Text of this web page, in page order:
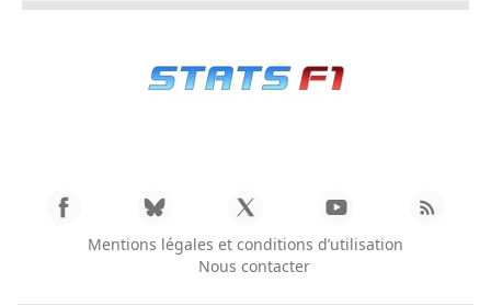
Mentions légales et conditions d’utilisation
Nous contacter